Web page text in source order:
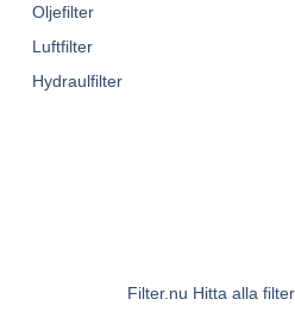
Filter.nu Hitta alla
Oljefilter
Luftfilter
Hydraulfilter